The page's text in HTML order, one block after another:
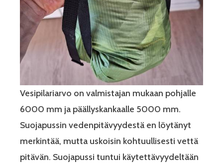
Vesipilariarvo on valmistajan mukaan pohjalle
6000 mm ja päällyskankaalle 5000 mm.
Suojapussin vedenpitävyydestä en löytänyt
merkintää, mutta uskoisin kohtuullisesti vettä
pitävän. Suojapussi tuntui käytettävyydeltään